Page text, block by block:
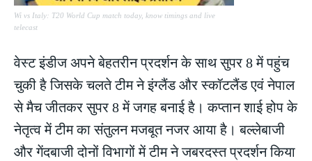
Wi vs Italy: T20 World Cup match today, know timings and live
telecast
वेस्ट इंडीज अपने बेहतरीन प्रदर्शन के साथ सुपर 8 में पहुंच
चुकी है जिसके चलते टीम ने इंग्लैंड और स्कॉटलैंड एवं नेपाल
से मैच जीतकर सुपर 8 में जगह बनाई है। कप्तान शाई होप के
नेतृत्व में टीम का संतुलन मजबूत नजर आया है। बल्लेबाजी
और गेंदबाजी दोनों विभागों में टीम ने जबरदस्त प्रदर्शन किया